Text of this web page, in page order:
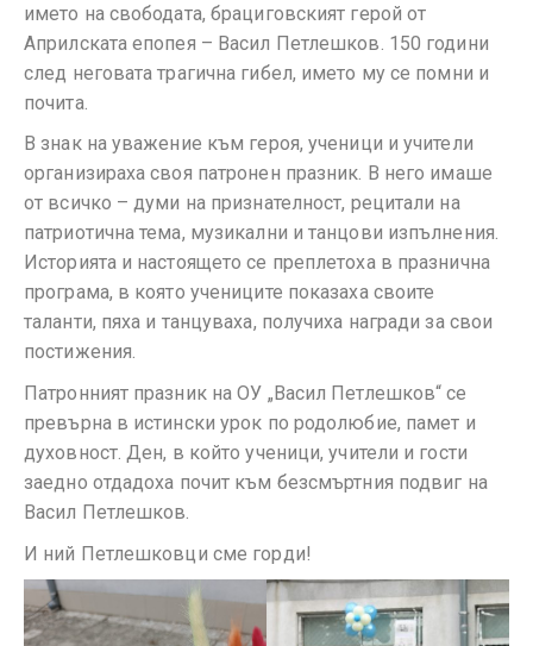
името на свободата, брациговският герой от
Априлската епопея – Васил Петлешков. 150 години
след неговата трагична гибел, името му се помни и
почита.
В знак на уважение към героя, ученици и учители
организираха своя патронен празник. В него имаше
от всичко – думи на признателност, рецитали на
патриотична тема, музикални и танцови изпълнения.
Историята и настоящето се преплетоха в празнична
програма, в която учениците показаха своите
таланти, пяха и танцуваха, получиха награди за свои
постижения.
Патронният празник на ОУ „Васил Петлешков“ се
превърна в истински урок по родолюбие, памет и
духовност. Ден, в който ученици, учители и гости
заедно отдадоха почит към безсмъртния подвиг на
Васил Петлешков.
И ний Петлешковци сме горди!